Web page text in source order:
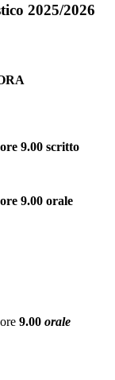
2025/2026
9.00 scritto
ore 9.00 orale
ore 9.00 orale